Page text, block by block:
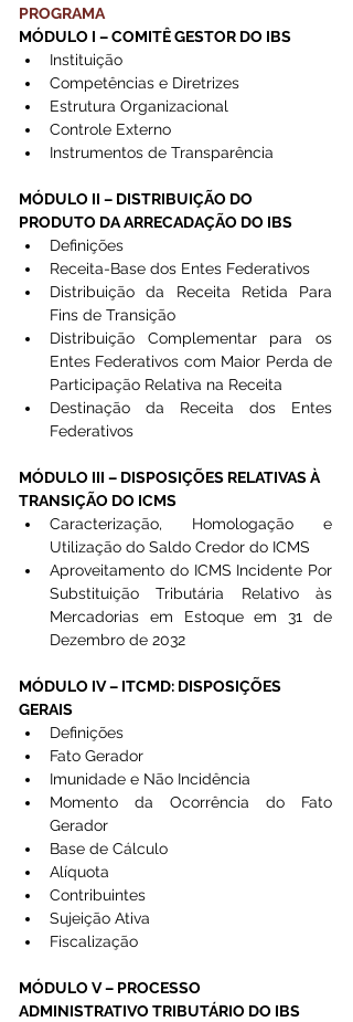
PROGRAMA
MÓDULO I – COMITÊ GESTOR DO IBS
Instituição
Competências e Diretrizes
Estrutura Organizacional
Controle Externo
Instrumentos de Transparência
MÓDULO II – DISTRIBUIÇÃO DO
PRODUTO DA ARRECADAÇÃO DO IBS
Definições
Receita-Base dos Entes Federativos
Distribuição da Receita Retida Para
Fins de Transição
Distribuição Complementar para os
Entes Federativos com Maior Perda de
Participação Relativa na Receita
Destinação da Receita dos Entes
Federativos
MÓDULO III – DISPOSIÇÕES RELATIVAS À
TRANSIÇÃO DO ICMS
Caracterização, Homologação e
Utilização do Saldo Credor do ICMS
Aproveitamento do ICMS Incidente Por
Substituição Tributária Relativo às
Mercadorias em Estoque em 31 de
Dezembro de 2032
MÓDULO IV – ITCMD: DISPOSIÇÕES
GERAIS
Definições
Fato Gerador
Imunidade e Não Incidência
Momento da Ocorrência do Fato
Gerador
Base de Cálculo
Alíquota
Contribuintes
Sujeição Ativa
Fiscalização
MÓDULO V – PROCESSO
ADMINISTRATIVO TRIBUTÁRIO DO IBS